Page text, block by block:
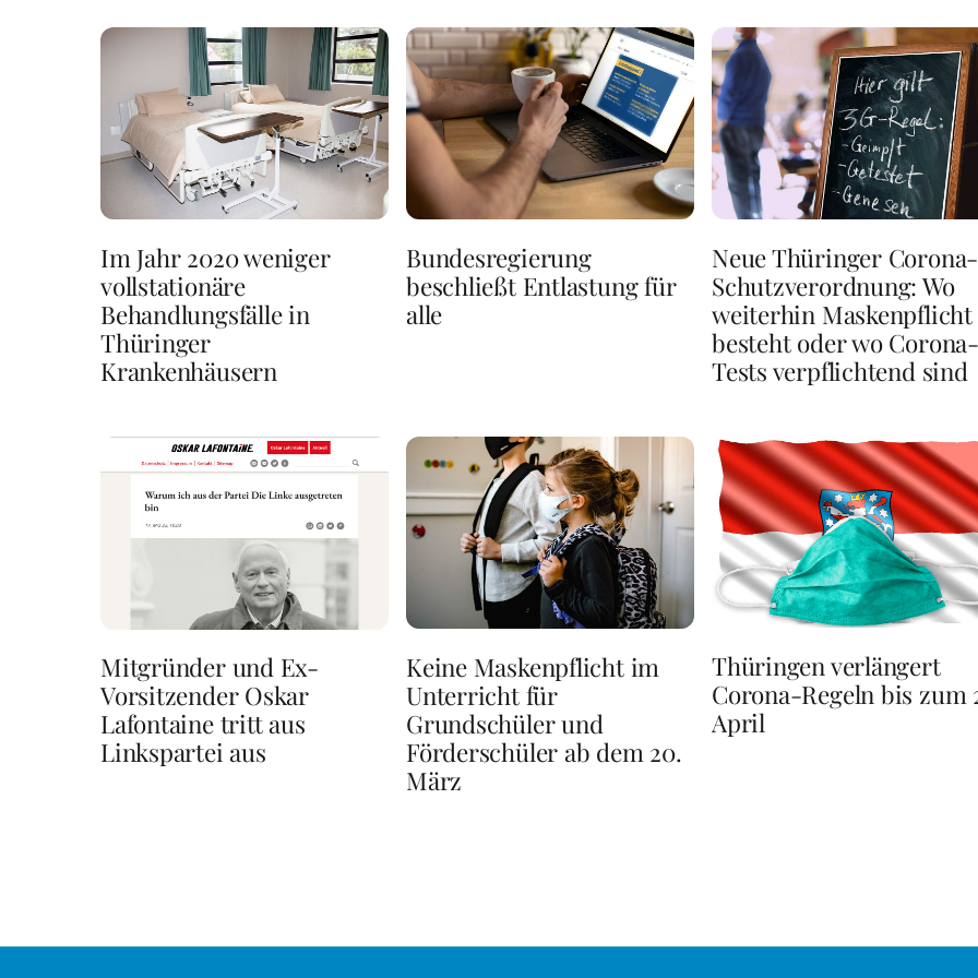
Im Jahr 2020 weniger
vollstationäre
Behandlungsfälle in
Thüringer
Krankenhäusern
Bundesregierung
beschließt Entlastung für
alle
Neue Thüringer Corona-
Schutzverordnung: Wo
weiterhin Maskenpflicht
besteht oder wo Corona-
Tests verpflichtend sind
Mitgründer und Ex-
Vorsitzender Oskar
Lafontaine tritt aus
Linkspartei aus
Keine Maskenpflicht im
Unterricht für
Grundschüler und
Förderschüler ab dem 20.
März
Thüringen verlängert
Corona-Regeln bis zum
April